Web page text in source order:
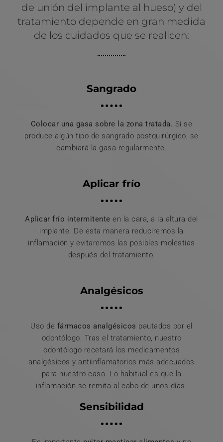
de unión del implante al hueso) y del
tratamiento depende en gran medida
de los cuidados que se realicen:
Sangrado
Colocar una gasa sobre la zona tratada. Si se
produce algún tipo de sangrado postquirúrgico, se
cambiará la gasa regularmente.
Aplicar frío
Aplicar frío intermitente en la cara, a la altura del
implante. De esta manera reduciremos la
inflamación y evitaremos las posibles molestias
después del tratamiento.
Analgésicos
Uso de fármacos analgésicos pautados por el
odontólogo. Tras el tratamiento, nuestro
odontólogo recetará los medicamentos
analgésicos y antiinflamatorios más adecuados
para nuestro caso. Lo habitual es que la
inflamación se remita al cabo de unos días.
Sensibilidad